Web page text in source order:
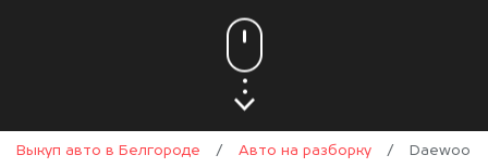
Выкуп авто в Белгороде / Авто на разборку / Daewoo